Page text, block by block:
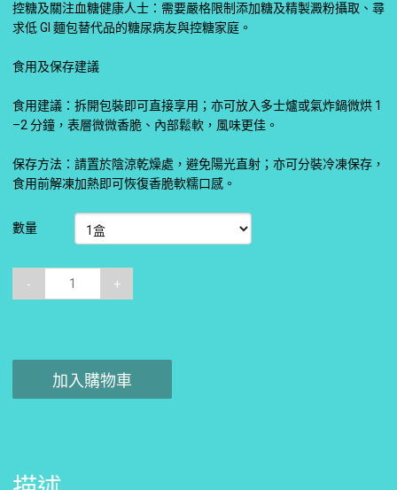
控糖及關注血糖健康人士：需要嚴格限制添加糖及精製澱粉攝取、尋
求低 GI 麵包替代品的糖尿病友與控糖家庭。
食用及保存建議
食用建議：拆開包裝即可直接享用；亦可放入多士爐或氣炸鍋微烘 1
–2 分鐘，表層微微香脆、內部鬆軟，風味更佳。
保存方法：請置於陰涼乾燥處，避免陽光直射；亦可分裝冷凍保存，
食用前解凍加熱即可恢復香脆軟糯口感。
數量
- +
加入購物車